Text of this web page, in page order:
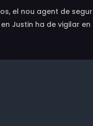
el nou agent de
Justin ha de vigilar en
Però quan un
directament per
que posa en perill la